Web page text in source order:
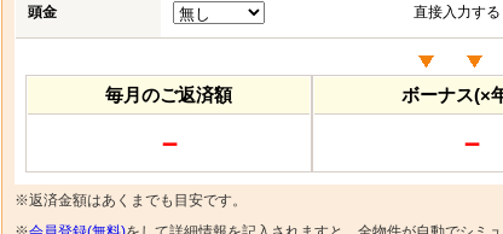
頭金 直接入力する
毎月のご返済額
－
ボーナス(×
－
※返済金額はあくまでも目安です。